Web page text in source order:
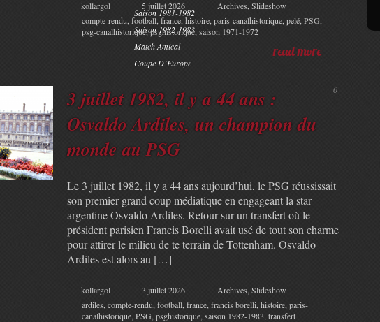
Saison 1981-1982
Saison 1982-1983
Match Amical
Coupe D’Europe
kollargol 5 juillet 2026 Archives, Slideshow
compte-rendu football ,france,histoire paris-canalhistorique pelé PSG
psg-canalhistorique,psghistorique, saison 1971-1972
read more
0
3 juillet 1982, il y a 44 ans :
Osvaldo Ardiles, un champion du
monde au PSG
Le 3 juillet 1982, il y a 44 ans aujourd’hui, le PSG réussissait
son premier grand coup médiatique en engageant la star
argentine Osvaldo Ardiles. Retour sur un transfert où le
président parisien Francis Borelli avait usé de tout son charme
pour attirer le milieu de te terrain de Tottenham. Osvaldo
Ardiles est alors au […]
kollargol 3 juillet 2026 Archives, Slideshow
ardiles compte-rendu football france francis borelli histoire paris-
canalhistorique PSG, psghistorique saison 1982-1983, transfert